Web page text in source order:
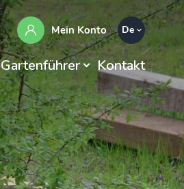
Mein Konto De
Gartenführer Kontakt